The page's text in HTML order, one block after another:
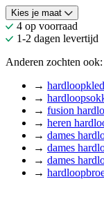
Kies je maat
4 op voorraad
1-2 dagen levertijd
Anderen zochten ook:
→
→
→ fusion
→ heren
→ dames
→ dames
→ dames
→